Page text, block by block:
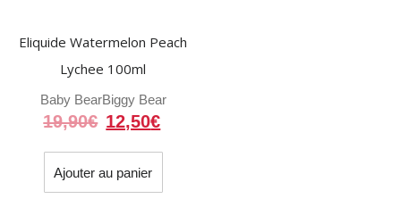
Eliquide Watermelon Peach
Lychee 100ml
Baby BearBiggy Bear
19,90€ Le
initial
était :
12,50€
est :
Ajouter au panier